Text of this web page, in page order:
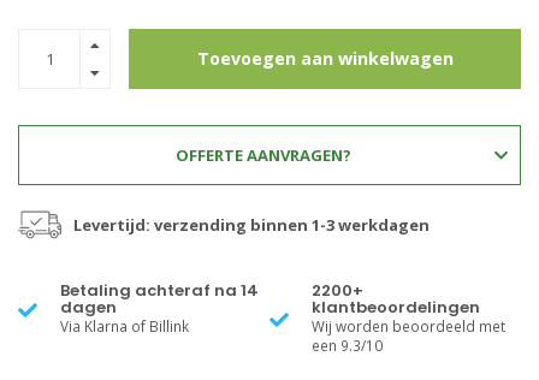
Toevoegen aan winkelwagen
OFFERTE AANVRAGEN?
Levertijd: verzending binnen 1-3 werkdagen
Betaling achteraf na 14
dagen
Via Klarna of Billink
2200+
klantbeoordelingen
Wij worden beoordeeld met
een 9.3/10